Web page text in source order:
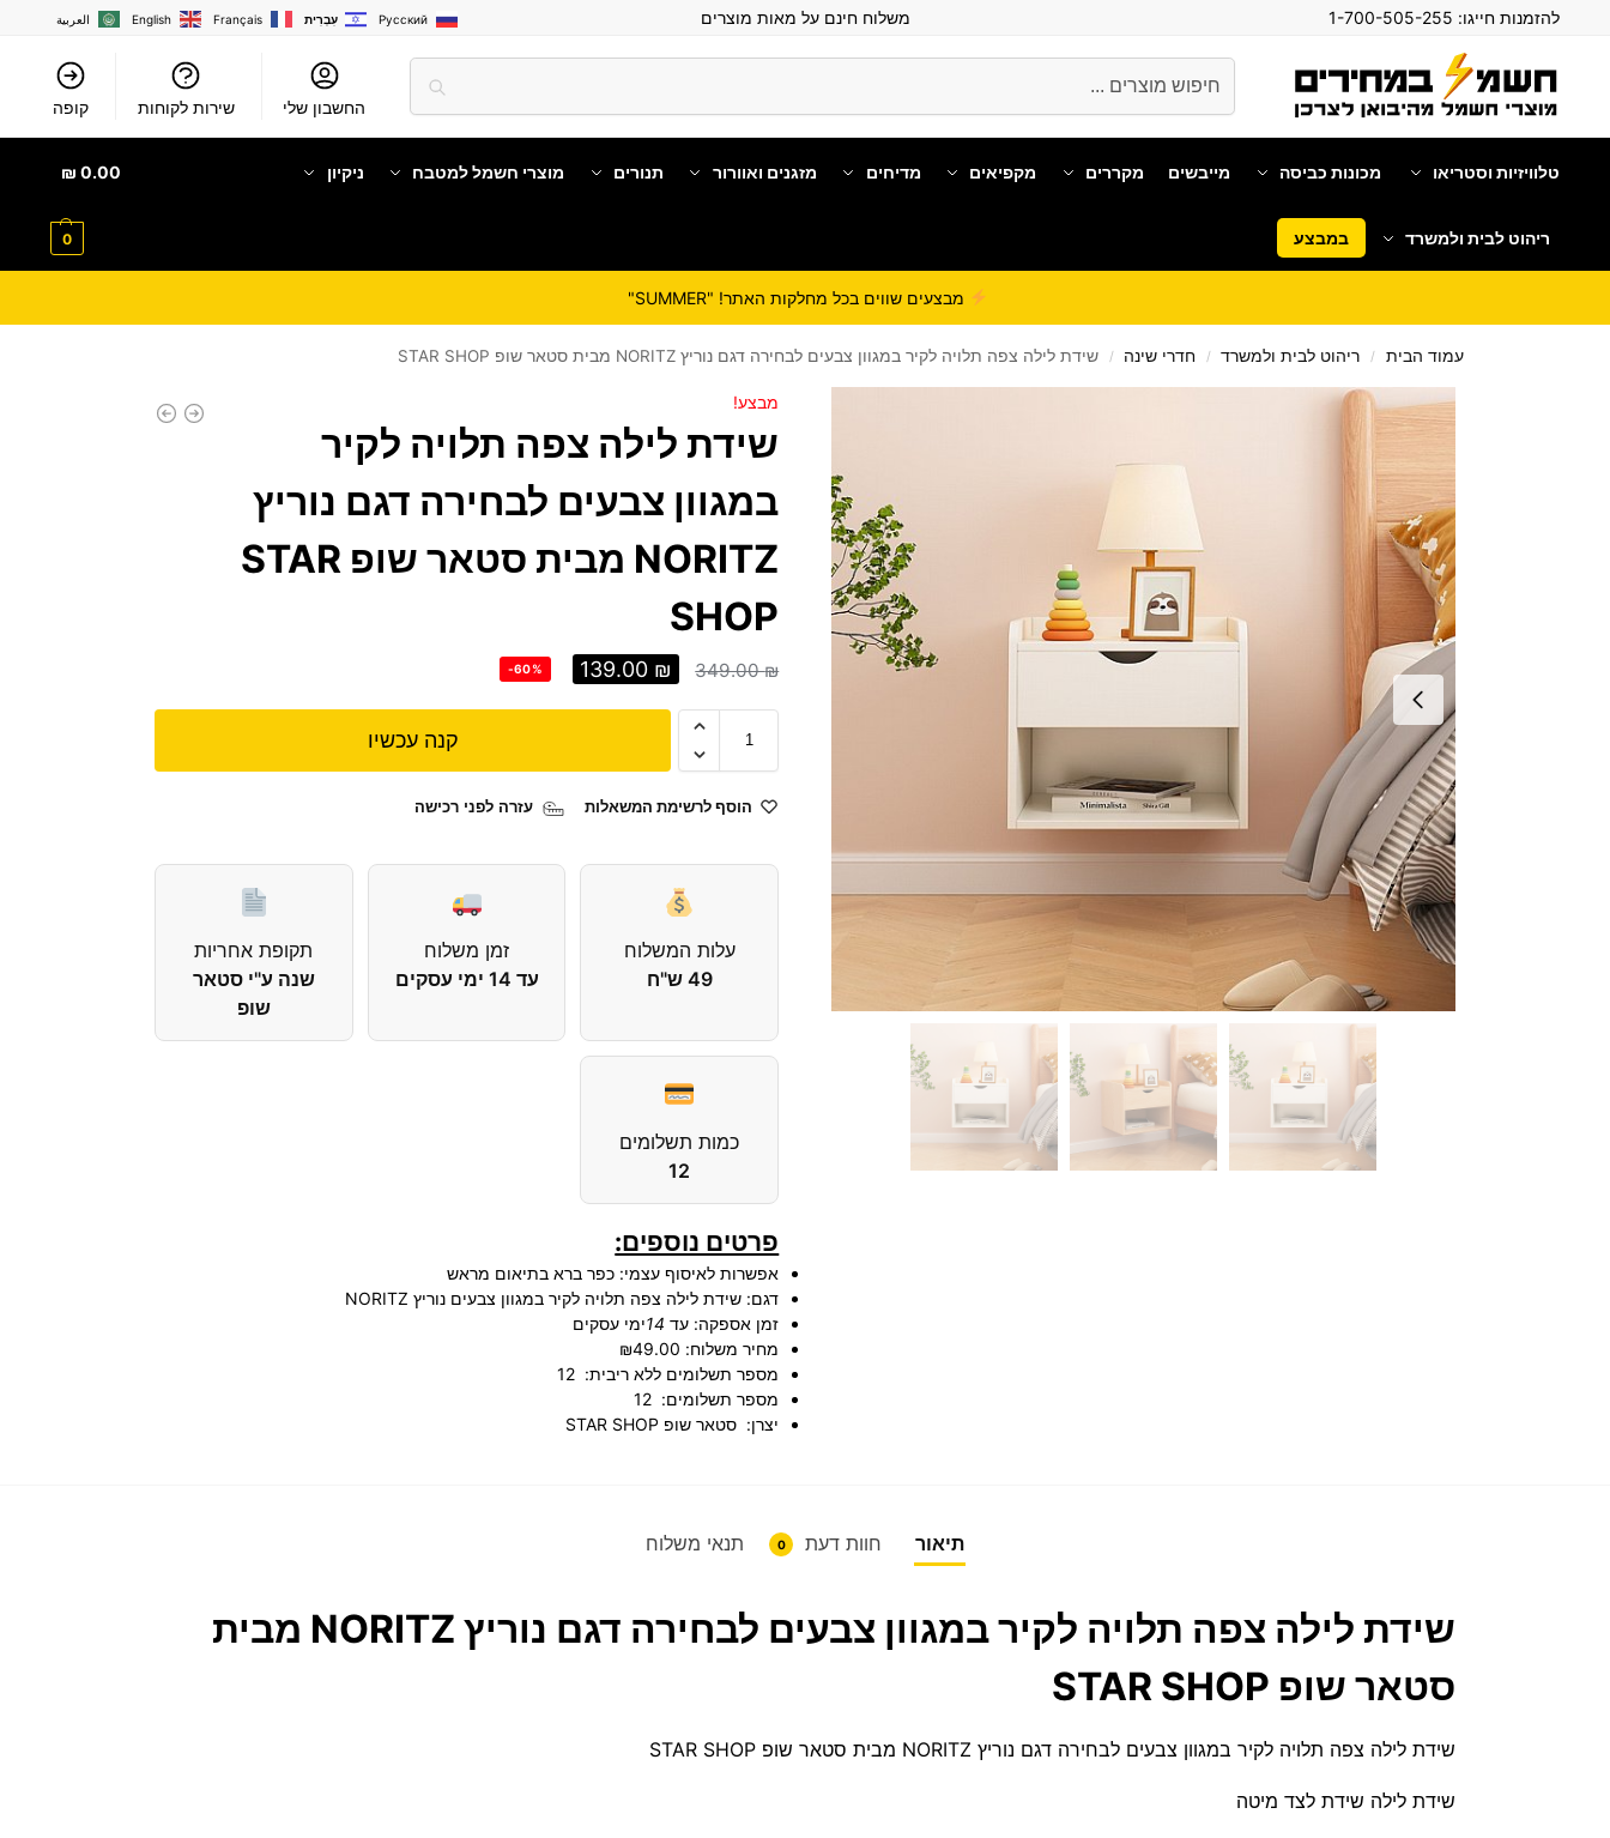
להזמנות חייגו: משלוח חינם על מאות מוצרים العربية English Français עִבְרִית Русский
החשבון שלי שירות לקוחות קופה
טלוויזיות וסטריאו מכונות כביסה מייבשים מקררים מקפיאים מדיחים מזגנים ואוורור תנורים מוצרי חשמל למטבח ניקיון
ריהוט לבית ולמשרד במבצע
0.00
₪
0
מבצעים שווים בכל מחלקות האתר! "SUMMER"
עמוד הבית / ריהוט לבית ולמשרד / חדרי שינה / שידת לילה צפה תלויה לקיר במגוון צבעים לבחירה דגם נוריץ NORITZ מבית סטאר שופ STAR SHOP
מבצע!
שידת לילה צפה תלויה לקיר
במגוון צבעים לבחירה דגם נוריץ
NORITZ מבית סטאר שופ STAR
SHOP
349.00₪
139.00 ₪
-60%
קנה עכשיו
הוסף לרשימת המשאלות עזרה לפני רכישה
עלות המשלוח
49 ש"ח
זמן משלוח
עד 14 ימי עסקים
תקופת אחריות
שנה ע"י סטאר
שופ
כמות תשלומים
12
פרטים נוספים:
אפשרות לאיסוף עצמי: כפר ברא בתיאום מראש
דגם: שידת לילה צפה תלויה לקיר במגוון צבעים נוריץ NORITZ
זמן אספקה: עד 14ימי עסקים
מחיר משלוח: ₪49.00
מספר תשלומים ללא ריבית: 12
מספר תשלומים: 12
יצרן: סטאר שופ STAR SHOP
תיאור חוות דעת 0 תנאי משלוח
שידת לילה צפה תלויה לקיר במגוון צבעים לבחירה דגם נוריץ NORITZ מבית
סטאר שופ STAR SHOP
שידת לילה צפה תלויה לקיר במגוון צבעים לבחירה דגם נוריץ NORITZ מבית סטאר שופ STAR SHOP
שידת לילה שידת לצד מיטה